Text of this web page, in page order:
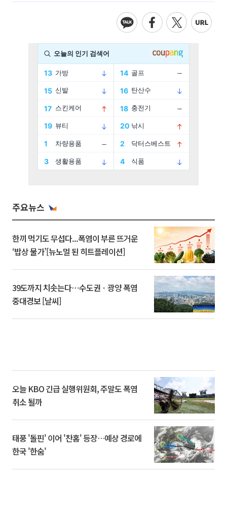
주요뉴스
한끼 먹기도 무섭다...폭염이 부른 뜨거운
‘밥상 물가’[뉴노멀 된 히트플레이션]
39도까지 치솟는다⋯수도권ㆍ광양 폭염
중대경보 [날씨]
오늘 KBO 긴급 실행위원회, 주말도 폭염
취소 될까
태풍 '돌핀' 이어 '찬홈' 등장…예상 경로에
한국 '한숨'